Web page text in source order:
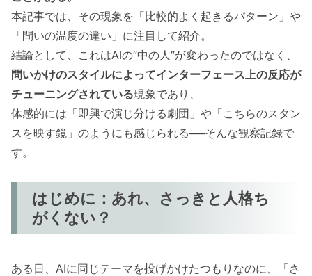
本記事では、その現象を「比較的よく起きるパターン」や
「問いの温度の違い」に注目して紹介。
結論として、これはAIの“中の人”が変わったのではなく、
問いかけのスタイルによってインターフェース上の反応が
チューニングされている現象であり、
体感的には「即興で演じ分ける劇団」や「こちらのスタン
スを映す鏡」のようにも感じられる──そんな観察記録で
す。
はじめに：あれ、さっきと人格ち
がくない？
ある日、AIに同じテーマを投げかけたつもりなのに、「さ